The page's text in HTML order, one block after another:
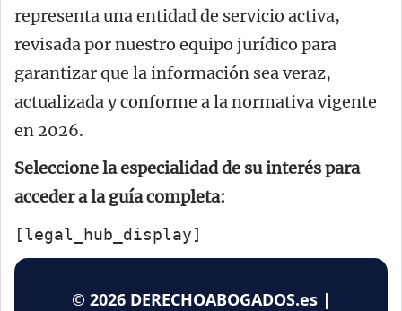
representa una entidad de servicio activa,
revisada por nuestro equipo jurídico para
garantizar que la información sea veraz,
actualizada y conforme a la normativa vigente
en 2026.
Seleccione la especialidad de su interés para
acceder a la guía completa:
[legal_hub_display]
© 2026 DERECHOABOGADOS.es |